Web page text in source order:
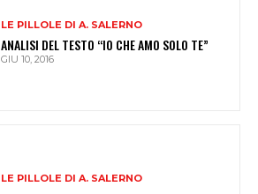
LE PILLOLE DI A. SALERNO
ANALISI DEL TESTO “IO CHE AMO SOLO TE”
GIU 10, 2016
LE PILLOLE DI A. SALERNO